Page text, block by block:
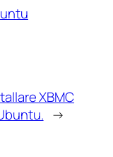
XBMC
→